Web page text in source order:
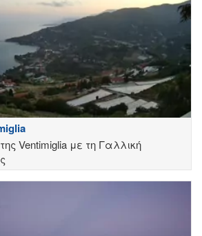
Ventimiglia με τη Γαλλική